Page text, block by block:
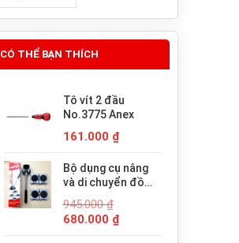
CÓ THỂ BẠN THÍCH
Tô vít 2 đầu
No.3775 Anex
161.000 ₫
Bộ dụng cụ nâng
và di chuyển đồ
minh PICUS LP-
200N
945.000₫
Giá
680.000 ₫Giá